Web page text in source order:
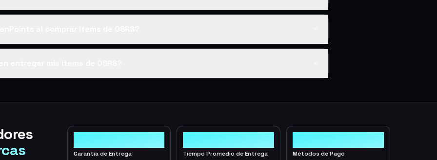
Garantía de Entrega
Tiempo Promedio de Entrega
Métodos de Pago